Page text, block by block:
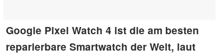
Google Pixel Watch 4 ist die am besten
reparierbare Smartwatch der Welt, laut